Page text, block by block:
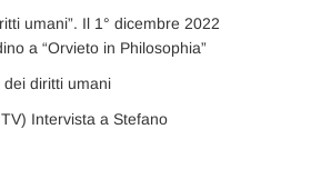
umani”. Il 1° dicembre 2022
a “Orvieto in Philosophia”
diritti umani
Intervista a Stefano